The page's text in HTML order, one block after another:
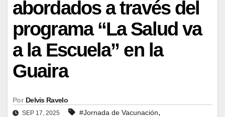
abordados a través del
programa “La Salud va
a la Escuela” en la
Guaira
Por Delvis Ravelo
SEP 17, 2025 #Jornada de Vacunación,